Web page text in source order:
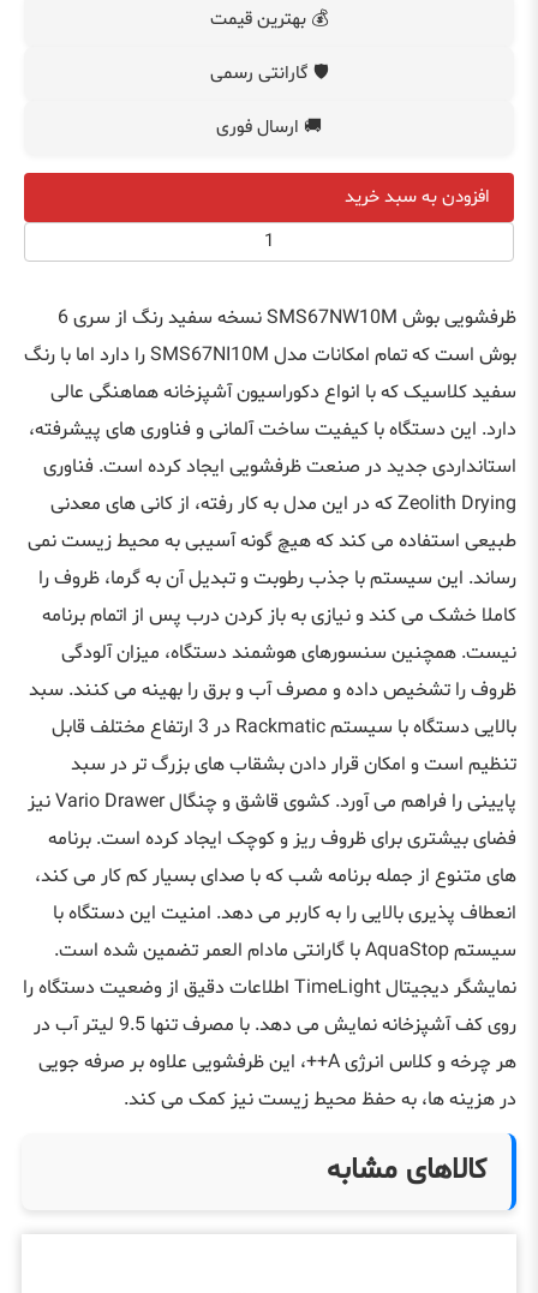
💰 بهترین قیمت
🛡️ گارانتی رسمی
🚚 ارسال فوری
افزودن به سبد خرید
ظرفشویی بوش SMS67NW10M نسخه سفید رنگ از سری 6
بوش است که تمام امکانات مدل SMS67NI10M را دارد اما با رنگ
سفید کلاسیک که با انواع دکوراسیون آشپزخانه هماهنگی عالی
دارد. این دستگاه با کیفیت ساخت آلمانی و فناوری های پیشرفته،
استانداردی جدید در صنعت ظرفشویی ایجاد کرده است. فناوری
Zeolith Drying که در این مدل به کار رفته، از کانی های معدنی
طبیعی استفاده می کند که هیچ گونه آسیبی به محیط زیست نمی
رساند. این سیستم با جذب رطوبت و تبدیل آن به گرما، ظروف را
کاملا خشک می کند و نیازی به باز کردن درب پس از اتمام برنامه
نیست. همچنین سنسورهای هوشمند دستگاه، میزان آلودگی
ظروف را تشخیص داده و مصرف آب و برق را بهینه می کنند. سبد
بالایی دستگاه با سیستم Rackmatic در 3 ارتفاع مختلف قابل
تنظیم است و امکان قرار دادن بشقاب های بزرگ تر در سبد
پایینی را فراهم می آورد. کشوی قاشق و چنگال Vario Drawer نیز
فضای بیشتری برای ظروف ریز و کوچک ایجاد کرده است. برنامه
های متنوع از جمله برنامه شب که با صدای بسیار کم کار می کند،
انعطاف پذیری بالایی را به کاربر می دهد. امنیت این دستگاه با
سیستم AquaStop با گارانتی مادام العمر تضمین شده است.
نمایشگر دیجیتال TimeLight اطلاعات دقیق از وضعیت دستگاه را
روی کف آشپزخانه نمایش می دهد. با مصرف تنها 9.5 لیتر آب در
هر چرخه و کلاس انرژی A++، این ظرفشویی علاوه بر صرفه جویی
در هزینه ها، به حفظ محیط زیست نیز کمک می کند.
کالاهای مشابه